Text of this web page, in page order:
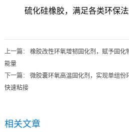
硫化硅橡胶，满足各类环保法
上一篇： 橡胶改性环氧增韧固化剂，赋予固
能量
下一篇： 微胶囊环氧高温固化剂，实现单组份
快速粘接
相关文章